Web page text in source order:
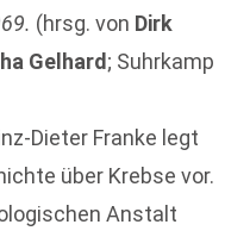
(hrsg. von Dirk
Gelhard; Suhrkamp
Dieter Franke legt
über Krebse vor.
Anstalt